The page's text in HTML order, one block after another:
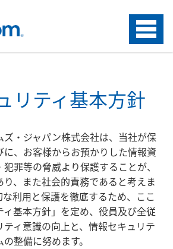
Menu
リティ基本方針
ズ・ジャパン株式会社は、当社が保
、お客様からお預かりした情報資
罪等の脅威より保護することが、
、また社会的責務であると考えま
利用と保護を徹底するため、ここ
ィ基本方針」を定め、役員及び全従
ィ意識の向上と、情報セキュリテ
整備に努めます。